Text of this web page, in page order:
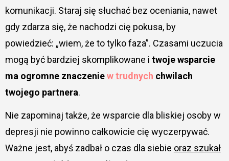
komunikacji. Staraj się słuchać bez oceniania, nawet
gdy zdarza się, że nachodzi cię pokusa, by
powiedzieć: „wiem, że to tylko faza”. Czasami uczucia
mogą być bardziej skomplikowane i twoje wsparcie
ma ogromne znaczeniew trudnych chwilach
twojego partnera.
Nie zapominaj także, że wsparcie dla bliskiej osoby w
depresji nie powinno całkowicie cię wyczerpywać.
Ważne jest, abyś zadbał o czas dla siebie oraz szukał